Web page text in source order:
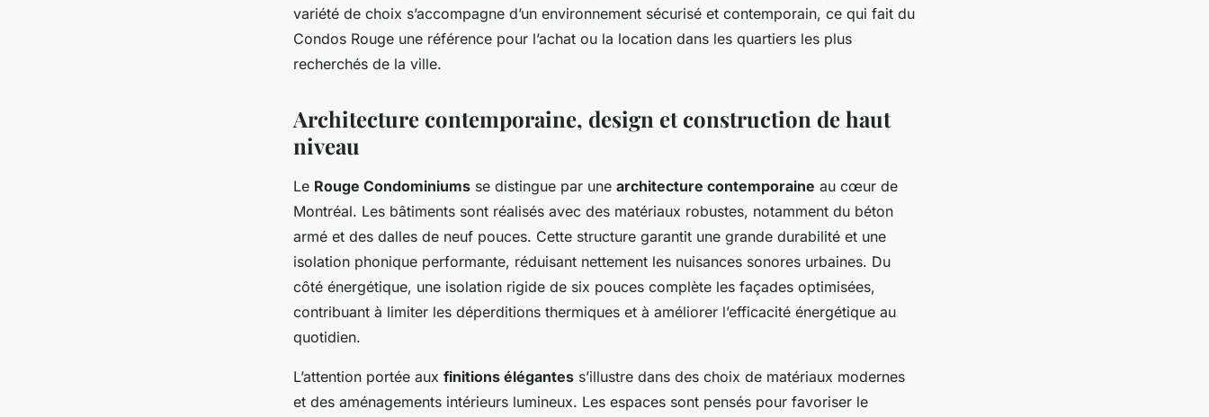
variété de choix s’accompagne d’un environnement sécurisé et contemporain, ce qui fait du
Condos Rouge une référence pour l’achat ou la location dans les quartiers les plus
recherchés de la ville.
Architecture contemporaine, design et construction de haut
niveau
Le Rouge Condominiums se distingue par une architecture contemporaine au cœur de
Montréal. Les bâtiments sont réalisés avec des matériaux robustes, notamment du béton
armé et des dalles de neuf pouces. Cette structure garantit une grande durabilité et une
isolation phonique performante, réduisant nettement les nuisances sonores urbaines. Du
côté énergétique, une isolation rigide de six pouces complète les façades optimisées,
contribuant à limiter les déperditions thermiques et à améliorer l’efficacité énergétique au
quotidien.
L’attention portée aux finitions élégantes s’illustre dans des choix de matériaux modernes
et des aménagements intérieurs lumineux. Les espaces sont pensés pour favoriser le